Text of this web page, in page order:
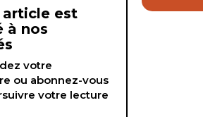
article est
à nos
votre
ou abonnez-vous
votre lecture